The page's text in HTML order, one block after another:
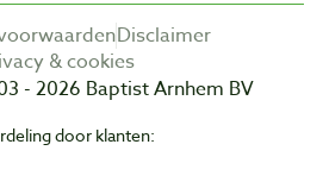
Disclaimer
& cookies
- 2026 Baptist Arnhem BV
door klanten: